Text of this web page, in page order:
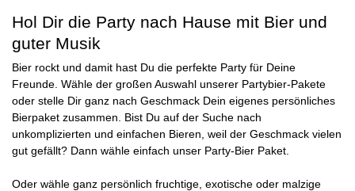
Hol Dir die Party nach Hause mit Bier und
guter Musik
Bier rockt und damit hast Du die perfekte Party für Deine
Freunde. Wähle der großen Auswahl unserer Partybier-Pakete
oder stelle Dir ganz nach Geschmack Dein eigenes persönliches
Bierpaket zusammen. Bist Du auf der Suche nach
unkomplizierten und einfachen Bieren, weil der Geschmack vielen
gut gefällt? Dann wähle einfach unser Party-Bier Paket
Oder wähle ganz persönlich fruchtige exotische oder malzige